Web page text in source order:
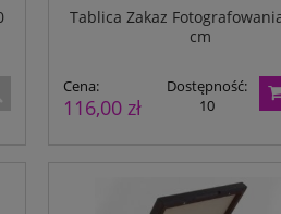
Tablica Zakaz
cm
Cena:
116,00 zł
Dostępność:
10